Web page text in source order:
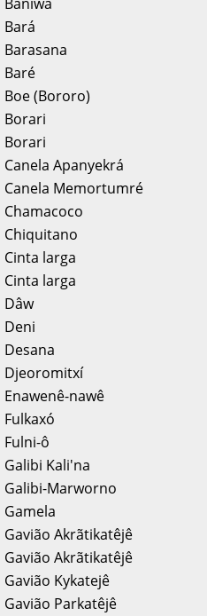
Bará
Barasana
Baré
Boe (Bororo)
Borari
Borari
Canela Apanyekrá
Canela Memortumré
Chamacoco
Chiquitano
Cinta larga
Cinta larga
Dâw
Deni
Desana
Djeoromitxí
Enawenê-nawê
Fulkaxó
Fulni-ô
Galibi Kali'na
Galibi-Marworno
Gamela
Gavião Akrãtikatêjê
Gavião Akrãtikatêjê
Gavião Kykatejê
Gavião Parkatêjê